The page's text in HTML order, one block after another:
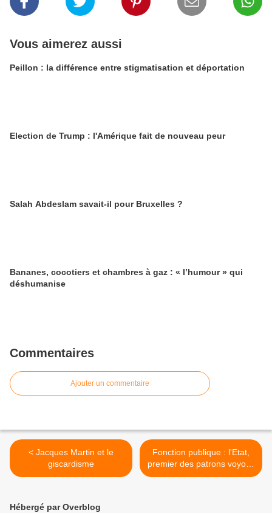
Vous aimerez aussi
Peillon : la différence entre stigmatisation et déportation
Election de Trump : l'Amérique fait de nouveau peur
Salah Abdeslam savait-il pour Bruxelles ?
Bananes, cocotiers et chambres à gaz : « l’humour » qui
déshumanise
Commentaires
Ajouter un commentaire
< Jacques Martin et le
giscardisme
Fonction publique : l'Etat,
premier des patrons voyous
>
Hébergé par Overblog